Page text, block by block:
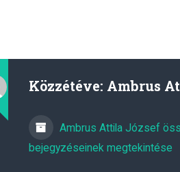
Közzétéve: Ambrus
Ambrus Attila József
bejegyzéseinek megtekintése